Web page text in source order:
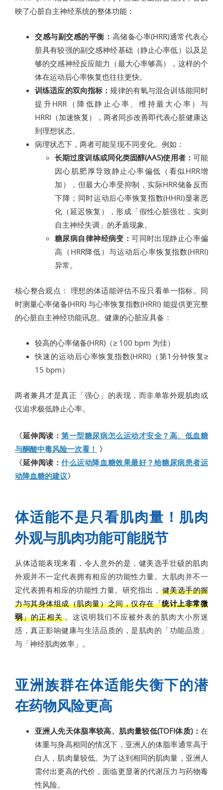
映了心脏自主神经系统的整体功能：
交感与副交感的平衡： 高储备心率(HRR)通常代表心
脏具有较强的副交感神经基础（静止心率低）以及足
够的交感神经反应能力（最大心率够高），这样的个
体在运动后心率恢复也往往更快。
训练适应的双向指标：规律的有氧与混合训练能同时
提升HRR（降低静止心率、维持最大心率）与
HRRI（加速恢复），两者同步改善即代表心脏健康达
到理想状态。
病理状态下，两者可能呈现不同变化。例如：
长期过度训练或同化类固醇(AAS)使用者： 可能
因心肌肥厚导致静止心率偏低（看似HRR增
加），但最大心率受抑制，实际HRR储备反而
下降；同时运动后心率恢复指数(HHRI)显著恶
化（延迟恢复），形成「假性心脏强壮，实则
自主神经失调」的矛盾现象。
糖尿病自律神经病变：可同时出现静止心率偏
高（HRR降低）与运动后心率恢复指数(HRRI)
异常。
核心整合观点： 理想的体适能评估不应只看单一指标。同
时测量心率储备(HRR) 与心率恢复指数(HRRI) 能提供更完整
的心脏自主神经功能讯息。健康的心脏应具备：
较高的心率储备(HRR)（≥ 100 bpm 为佳）
快速的运动后心率恢复指数(HRRI)（第1分钟恢复≥
15 bpm）
两者兼具才是真正「强心」的表现，而非单靠外观肌肉或
仅追求极低静止心率。
〈延伸阅读：第一型糖尿病怎么运动才安全？高、低血糖
与酮酸中毒风险一次看！ 〉
〈延伸阅读：什么运动降血糖效果最好？给糖尿病患者运
动降血糖的建议〉
体适能不是只看肌肉量！肌肉
外观与肌肉功能可能脱节
从体适能表现来看，令人意外的是，健美选手壮硕的肌肉
外观并不一定代表拥有相应的功能性力量。大肌肉并不一
定代表拥有相应的功能性力量。研究指出， 健美选手的握
力与其身体组成（肌肉量）之间，仅存在「统计上非常微
弱」的正相关。这说明我们不应被外表的肌肉大小所迷
惑，真正影响健康与生活品质的，是肌肉的「功能品质」
与「神经肌肉效率」。
亚洲族群在体适能失衡下的潜
在药物风险更高
亚洲人先天体脂率较高、肌肉量较低(TOFI体质)： 在
体重与身高相同的情况下，亚洲人的体脂率通常高于
白人，肌肉量较低。为了达到相同的肌肉量，亚洲人
需付出更高的代价，面临更显著的代谢压力与药物毒
性风险。